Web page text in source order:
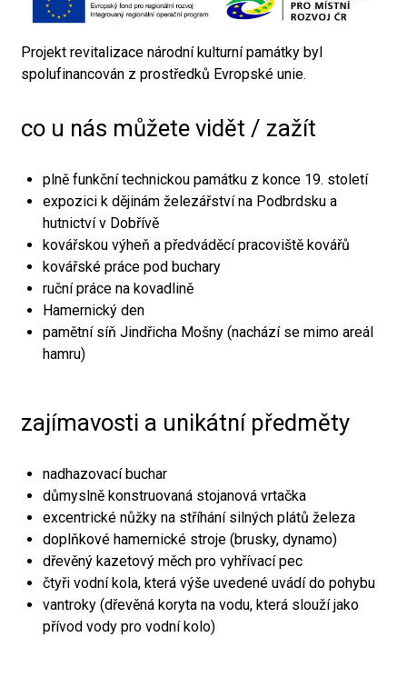
Projekt revitalizace národní kulturní památky byl
spolufinancován z prostředků Evropské unie.
co u nás můžete vidět / zažít
plně funkční technickou památku z konce 19. století
expozici k dějinám železářství na Podbrdsku a
hutnictví v Dobřívě
kovářskou výheň a předváděcí pracoviště kovářů
kovářské práce pod buchary
ruční práce na kovadlině
Hamernický den
pamětní síň Jindřicha Mošny (nachází se mimo areál
hamru)
zajímavosti a unikátní předměty
nadhazovací buchar
důmyslně konstruovaná stojanová vrtačka
excentrické nůžky na stříhání silných plátů železa
doplňkové hamernické stroje (brusky, dynamo)
dřevěný kazetový měch pro vyhřívací pec
čtyři vodní kola, která výše uvedené uvádí do pohybu
vantroky (dřevěná koryta na vodu, která slouží jako
přívod vody pro vodní kolo)